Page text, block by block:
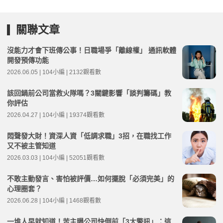
關聯文章
沒能力才會下班傳公事！日職場爭「離線權」 通訊軟體
開發預傳功能
2026.06.05 | 104小編 | 2132觀看數
該回鍋前公司當救火隊嗎？3關鍵影響「談判籌碼」教
你評估
2026.04.27 | 104小編 | 19374觀看數
悶聲發大財！資深人資「低調求職」3招，在職找工作
又不被主管知道
2026.03.03 | 104小編 | 52051觀看數
不敢主動發言、害怕被評價…如何擺脫「必須完美」的
心理圈套？
2026.06.28 | 104小編 | 1468觀看數